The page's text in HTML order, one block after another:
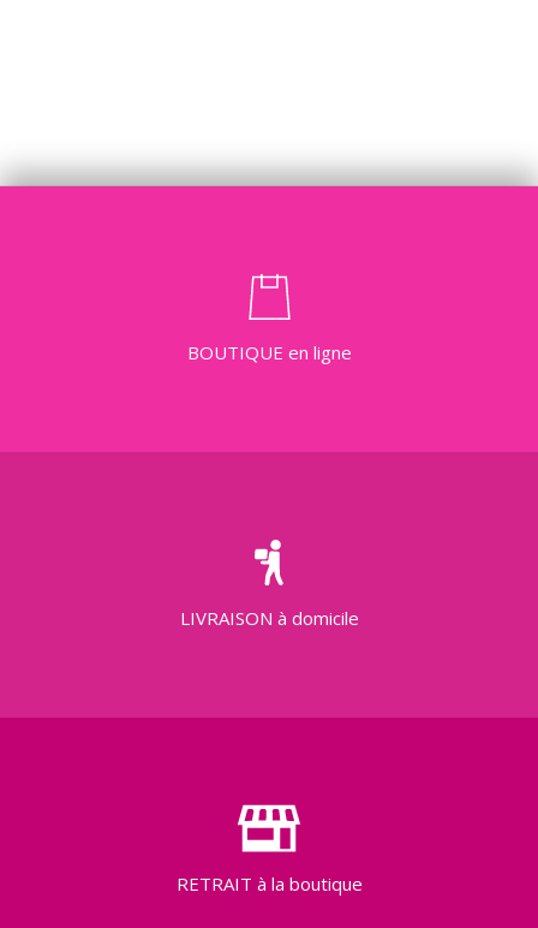
BOUTIQUE en ligne
LIVRAISON à domicile
RETRAIT à la boutique